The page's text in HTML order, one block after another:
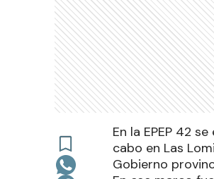
En la EPEP 42
cabo en Las
Gobierno